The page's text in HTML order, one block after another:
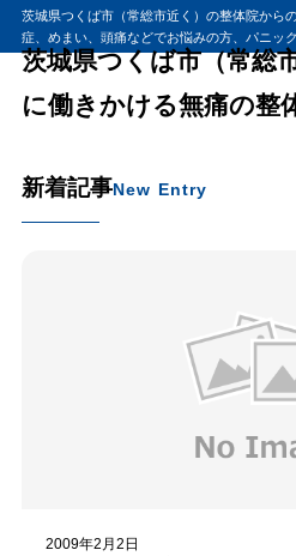
茨城県つくば市（常総市近く）の整体院から
症、めまい、頭痛などでお悩みの方、パニッ
茨城県つくば市（常総
に働きかける無痛の整
新着記事New Entry
2009年2月2日